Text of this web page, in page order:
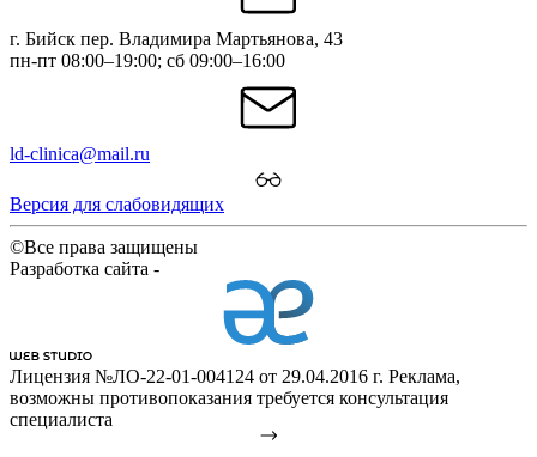
г. Бийск пер. Владимира Мартьянова, 43
пн-пт 08:00–19:00; сб 09:00–16:00
ld-clinica@mail.ru
Версия для слабовидящих
©Все права защищены
Разработка сайта -
Лицензия №ЛО-22-01-004124 от 29.04.2016 г. Реклама,
возможны противопоказания требуется консультация
специалиста